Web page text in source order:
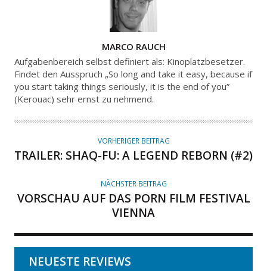
U
T
O
R
MARCO RAUCH
Aufgabenbereich selbst definiert als: Kinoplatzbesetzer.
Findet den Ausspruch „So long and take it easy, because if
you start taking things seriously, it is the end of you”
(Kerouac) sehr ernst zu nehmend.
VORHERIGER BEITRAG
TRAILER: SHAQ-FU: A LEGEND REBORN (#2)
NÄCHSTER BEITRAG
VORSCHAU AUF DAS PORN FILM FESTIVAL
VIENNA
NEUESTE REVIEWS